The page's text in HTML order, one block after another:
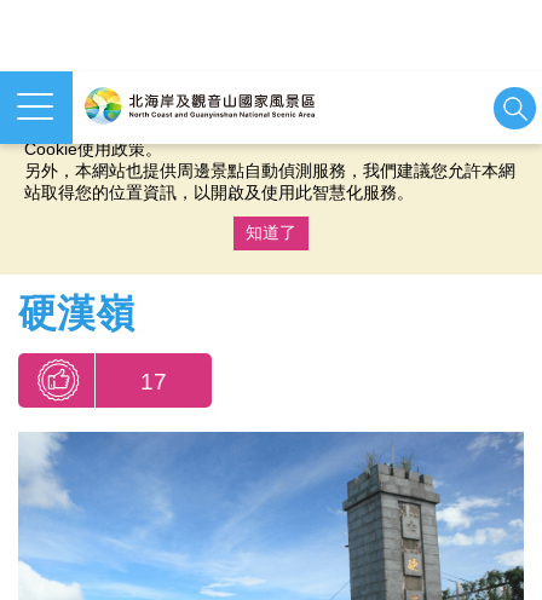
本網站使用cookies等相關技術以持續優化網站服務，並有助於為
您提供更佳的體驗，當您繼續使用本網站即表示您同意我們的
Cookie使用政策。
另外，本網站也提供周邊景點自動偵測服務，我們建議您允許本網
站取得您的位置資訊，以開啟及使用此智慧化服務。
知道了
硬漢嶺
17